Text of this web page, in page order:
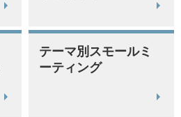
テーマ別スモールミ
ーティング